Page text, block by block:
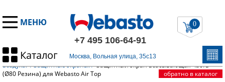
МЕНЮ
+7 495 106-64-91
Москва, Вольная улица, 35с13
Каталог
0
Главная/Запчасти Вебасто/Элементы распределения нагретого
воздуха./Защитные экраны./ Защитный экран всасывающая часть
(Ø80 Резина) для Webasto Air Top
обратно в каталог